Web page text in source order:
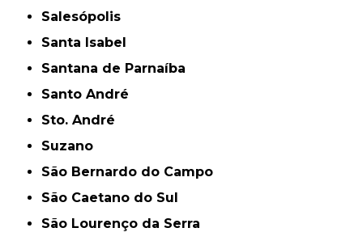
Salesópolis
Santa Isabel
Santana de Parnaíba
Santo André
Sto. André
Suzano
São Bernardo do Campo
São Caetano do Sul
São Lourenço da Serra